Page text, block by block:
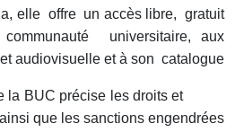
elle offre un accès libre, gratuit
universitaire, aux
audiovisuelle et à son catalogue.
la BUC précise les droits et
que les sanctions engendrées